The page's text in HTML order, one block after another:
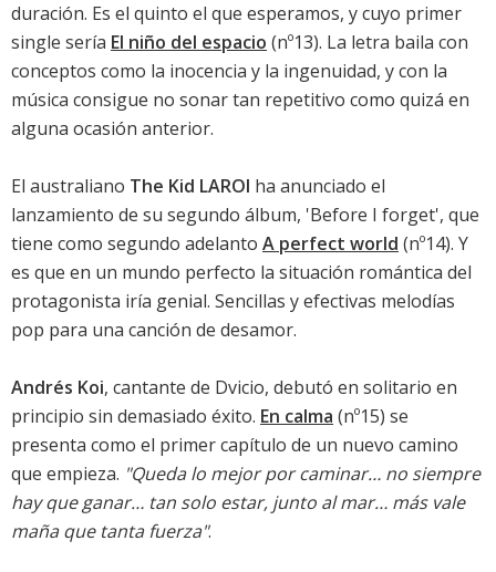
duración. Es el quinto el que esperamos, y cuyo primer
single sería El niño del espacio (nº13). La letra baila con
conceptos como la inocencia y la ingenuidad, y con la
música consigue no sonar tan repetitivo como quizá en
alguna ocasión anterior.
El australiano The Kid LAROI ha anunciado el
lanzamiento de su segundo álbum, 'Before I forget', que
tiene como segundo adelanto A perfect world (nº14). Y
es que en un mundo perfecto la situación romántica del
protagonista iría genial. Sencillas y efectivas melodías
pop para una canción de desamor.
Andrés Koi, cantante de Dvicio, debutó en solitario en
principio sin demasiado éxito. En calma (nº15) se
presenta como el primer capítulo de un nuevo camino
que empieza. "Queda lo mejor por caminar… no siempre
hay que ganar… tan solo estar, junto al mar… más vale
maña que tanta fuerza".